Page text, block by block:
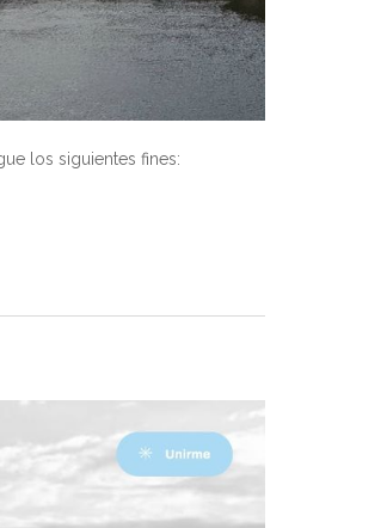
los siguientes fines: